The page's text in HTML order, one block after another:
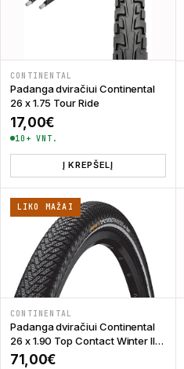
CONTINENTAL
Padanga dviračiui Continental
26 x 1.75 Tour Ride
17,00€
10+ VNT.
Į KREPŠELĮ
LIKO MAŽAI
CONTINENTAL
Padanga dviračiui Continental
26 x 1.90 Top Contact Winter II
ECE-R75
71,00€